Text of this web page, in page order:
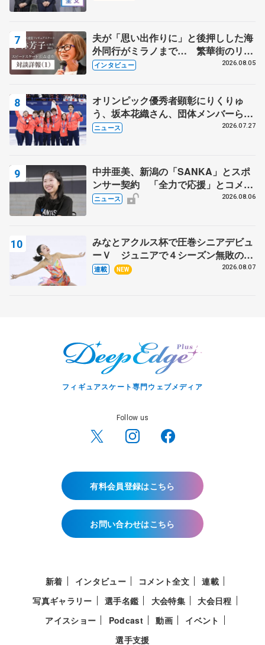
夫が「思い出作りに」と後押しした海
外同行がミラノまで… 繁華街のリン
クでは不良のお兄さんも味方に 小林
インタビュー 2026.08.05
オリンピック優秀者顕彰にりくりゅ
う、坂本花織さん、団体メンバーら
8月7日に文科省が表彰式、ブルーノ・
ニュース 2026.07.27
中井亜美、新潟の「SANKA」とスポ
ンサー契約 「全力で応援」とコメン
ト
ニュース 2026.08.06
みなとアクルス杯で圧巻シニアデビュ
ーＶ ジュニアで４シーズン無敗の島
田麻央
連載 NEW 2026.08.07
フィギュアスケート専門ウェブメディア
Follow us
有料会員登録はこちら
お問い合わせはこちら
新着 インタビュー コメント全文
連載
写真ギャラリー
選手名鑑 大会特集
大会日程
アイスショー
Podcast 動画
イベント
選手支援